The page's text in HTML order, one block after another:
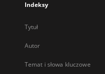
Indeksy
Tytuł
Autor
Temat i słowa kluczowe